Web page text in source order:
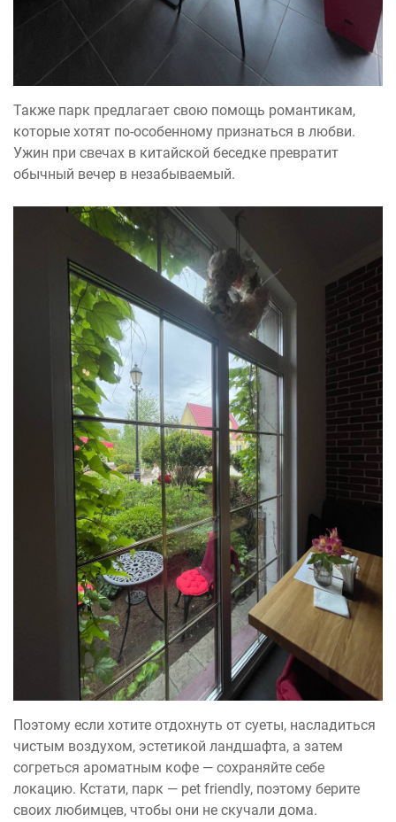
Также парк предлагает свою помощь романтикам,
которые хотят по-особенному признаться в любви.
Ужин при свечах в китайской беседке превратит
обычный вечер в незабываемый.
Поэтому если хотите отдохнуть от суеты, насладиться
чистым воздухом, эстетикой ландшафта, а затем
согреться ароматным кофе — сохраняйте себе
локацию. Кстати, парк — pet friendly, поэтому берите
своих любимцев, чтобы они не скучали дома.